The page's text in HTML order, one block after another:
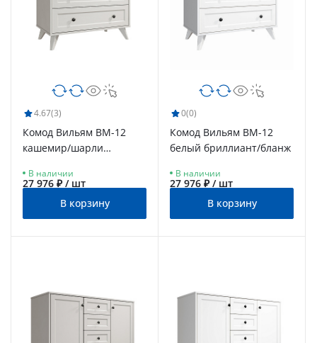
4.67(3)
Комод Вильям ВМ-12
кашемир/шарли
В наличии
27 976 ₽ / шт
В корзину
0(0)
Комод Вильям ВМ-12
белый бриллиант/бланж
В наличии
27 976 ₽ / шт
В корзину